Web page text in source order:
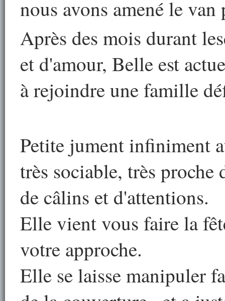
nous avons amené le
Après des mois durant
et d'amour, Belle est
à rejoindre une famille
Petite jument infiniment
très sociable, très proche
de câlins et d'attentions.
Elle vient vous faire la
votre approche.
Elle se laisse manipuler